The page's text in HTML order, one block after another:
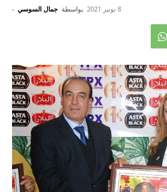
بواسطة جمال السوسي - 8 نونبر 2021